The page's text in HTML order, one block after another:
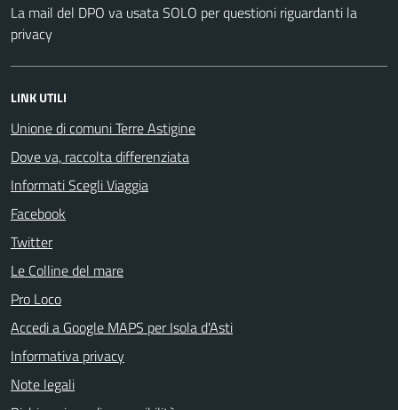
La mail del DPO va usata SOLO per questioni riguardanti la
privacy
LINK UTILI
Unione di comuni Terre Astigine
Dove va, raccolta differenziata
Informati Scegli Viaggia
Facebook
Twitter
Le Colline del mare
Pro Loco
Accedi a Google MAPS per Isola d'Asti
Informativa privacy
Note legali